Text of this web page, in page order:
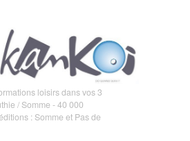
loisirs dans vos 3
/ Somme - 40 000
: Somme et Pas de